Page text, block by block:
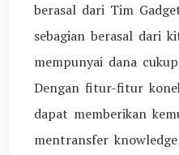
berasal dari Tim
sebagian berasal dari
mempunyai dana
Dengan fitur-fitur
dapat memberikan
mentransfer